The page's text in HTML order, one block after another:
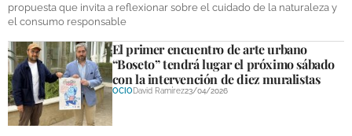
COMPETICIONES
DEPORTE BASE
OPINIÓN
VENTANA CIUDADANA
propuesta que invita a reflexionar sobre el cuidado de la naturaleza y
el consumo responsable
El primer encuentro de arte urbano
“Boseto” tendrá lugar el próximo sábado
con la intervención de diez muralistas
OCIODavid Ramírez23/04/2026